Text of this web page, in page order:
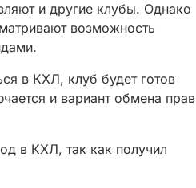
и другие клубы. Однако
возможность
в КХЛ, клуб будет готов
и вариант обмена прав
в КХЛ, так как получил